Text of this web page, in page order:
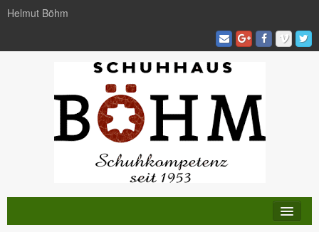
Helmut Böhm